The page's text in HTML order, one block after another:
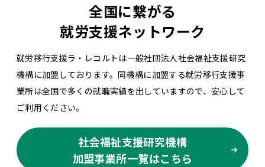
全国に繋がる
就労支援ネットワーク
就労移行支援ラ・レコルトは一般社団法人社会福祉支援研究
機構に加盟しております。同機構に加盟する就労移行支援事
業所は全国で多くの就職実績を出していますので、安心して
ご利用ください。
社会福祉支援研究機構
加盟事業所一覧はこちら